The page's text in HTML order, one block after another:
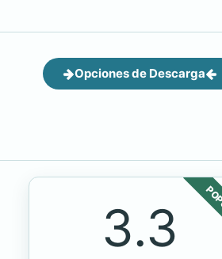
Opciones de Descarga
3.3